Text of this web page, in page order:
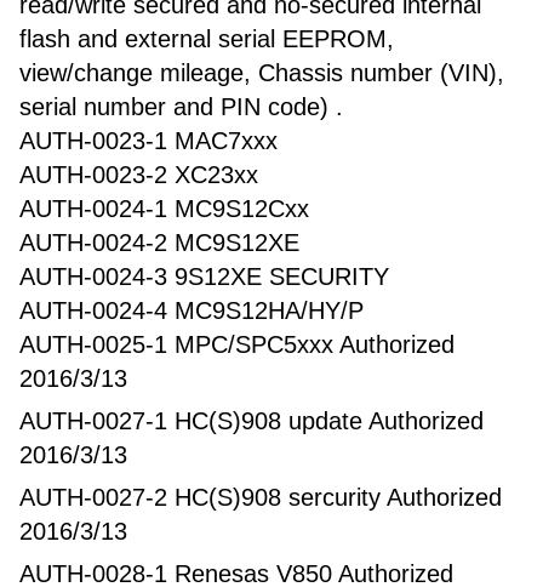
flash and external serial EEPROM,
view/change mileage, Chassis number (VIN),
serial number and PIN code) .
AUTH-0023-1 MAC7xxx
AUTH-0023-2 XC23xx
AUTH-0024-1 MC9S12Cxx
AUTH-0024-2 MC9S12XE
AUTH-0024-3 9S12XE SECURITY
AUTH-0024-4 MC9S12HA/HY/P
AUTH-0025-1 MPC/SPC5xxx Authorized
2016/3/13
AUTH-0027-1 HC(S)908 update Authorized
2016/3/13
AUTH-0027-2 HC(S)908 sercurity Authorized
2016/3/13
AUTH-0028-1 Renesas V850 Authorized